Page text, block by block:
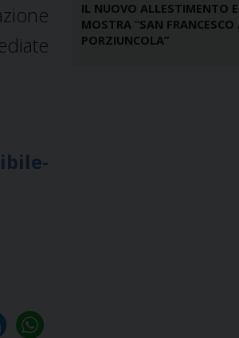
IL NUOVO ALLESTIMENTO E
MOSTRA “SAN FRANCESCO
PORZIUNCOLA”